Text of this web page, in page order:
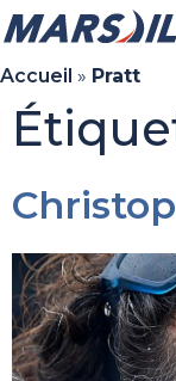
Accueil » Pratt